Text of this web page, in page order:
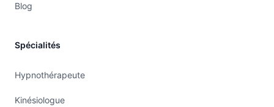
Blog
Spécialités
Hypnothérapeute
Kinésiologue